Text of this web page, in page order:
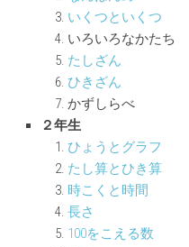
いくつといくつ
いろいろなかたち
たしざん
ひきざん
かずしらべ
２年生
ひょうとグラフ
たし算とひき算
時こくと時間
長さ
100をこえる数